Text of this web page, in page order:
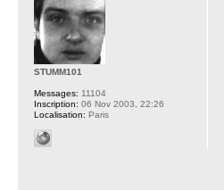
STUMM101
Messages: 11104
Inscription: 06 Nov 2003, 22:26
Localisation: Paris